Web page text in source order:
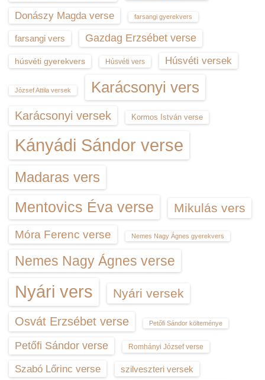
Donászy Magda verse farsangi gyerekvers
farsangi vers Gazdag Erzsébet verse
húsvéti gyerekvers Húsvéti vers Húsvéti versek
József Attila versek Karácsonyi vers
Karácsonyi versek Kormos István verse
Kányádi Sándor verse
Madaras vers
Mentovics Éva verse Mikulás vers
Móra Ferenc verse Nemes Nagy Ágnes gyerekvers
Nemes Nagy Ágnes verse
Nyári vers Nyári versek
Osvát Erzsébet verse Petőfi Sándor költeménye
Petőfi Sándor verse Romhányi József verse
Szabó Lőrinc verse szilveszteri versek